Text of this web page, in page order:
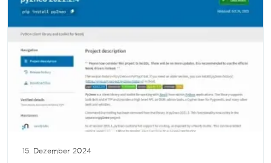
15. Dezember 2024